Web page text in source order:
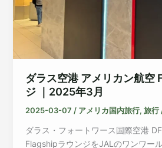
ダラス空港 アメリカン航空
ジ ｜2025年3月
2025-03-07 / アメリカ国内旅行, 旅行
ダラス・フォートワース国際空港
FlagshipラウンジをJALのワンワー